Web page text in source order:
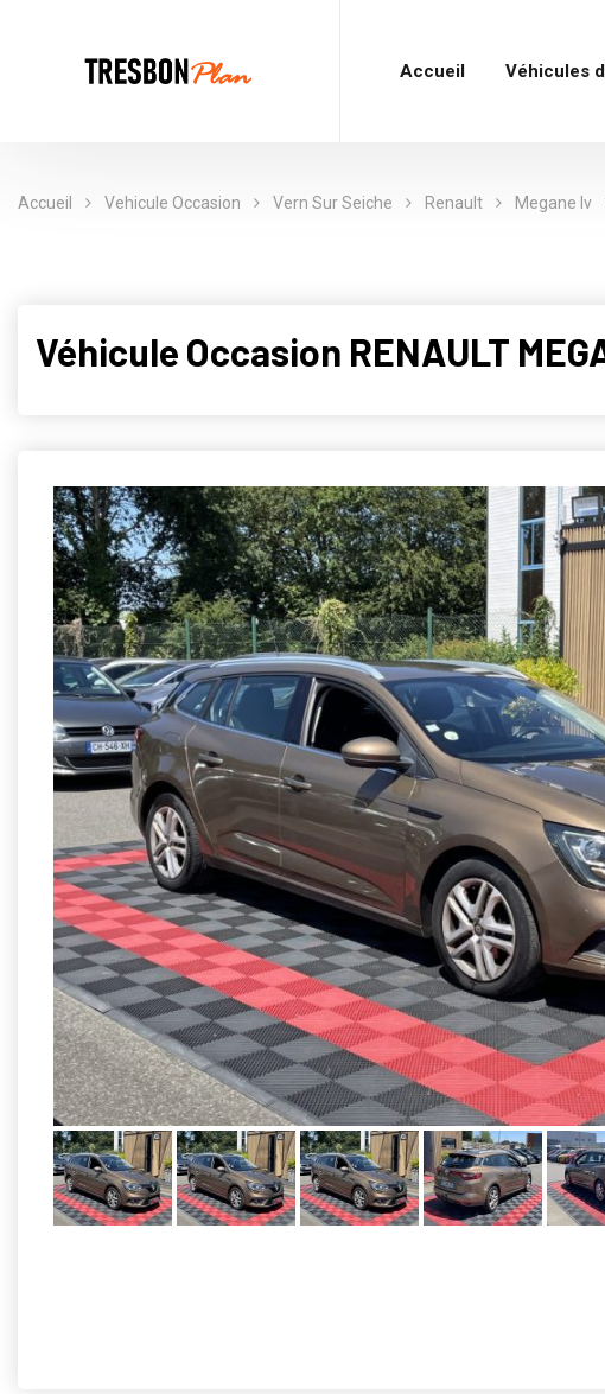
Accueil Véhicules
Accueil Vehicule Occasion Vern Sur Seiche Renault Megane Iv
Véhicule Occasion RENAULT